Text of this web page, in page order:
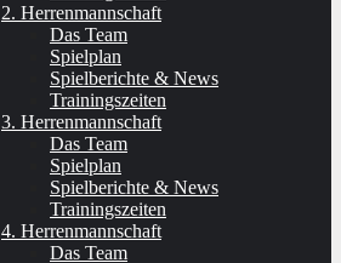
2. Herrenmannschaft
Das Team
Spielplan
Spielberichte & News
Trainingszeiten
3. Herrenmannschaft
Das Team
Spielplan
Spielberichte & News
Trainingszeiten
4. Herrenmannschaft
Das Team